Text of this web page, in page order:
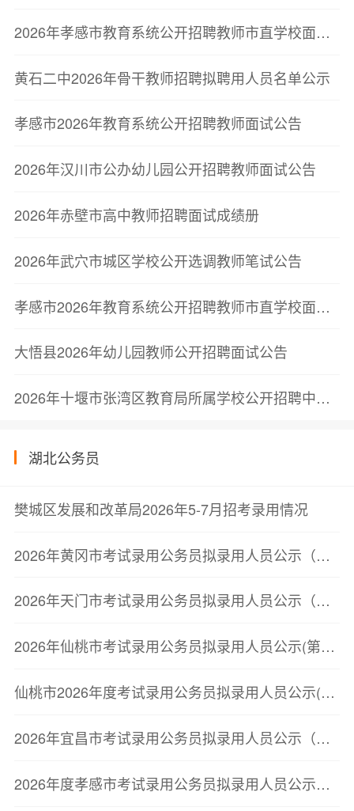
2026年孝感市教育系统公开招聘教师市直学校面试公告
黄石二中2026年骨干教师招聘拟聘用人员名单公示
孝感市2026年教育系统公开招聘教师面试公告
2026年汉川市公办幼儿园公开招聘教师面试公告
2026年赤壁市高中教师招聘面试成绩册
2026年武穴市城区学校公开选调教师笔试公告
孝感市2026年教育系统公开招聘教师市直学校面试公告
大悟县2026年幼儿园教师公开招聘面试公告
2026年十堰市张湾区教育局所属学校公开招聘中小学教师体检和考察公告
湖北公务员
樊城区发展和改革局2026年5-7月招考录用情况
2026年黄冈市考试录用公务员拟录用人员公示（第三批）
2026年天门市考试录用公务员拟录用人员公示（第二批）
2026年仙桃市考试录用公务员拟录用人员公示(第二批)
仙桃市2026年度考试录用公务员拟录用人员公示(第二批)
2026年宜昌市考试录用公务员拟录用人员公示（第二批）
2026年度孝感市考试录用公务员拟录用人员公示（第二批）